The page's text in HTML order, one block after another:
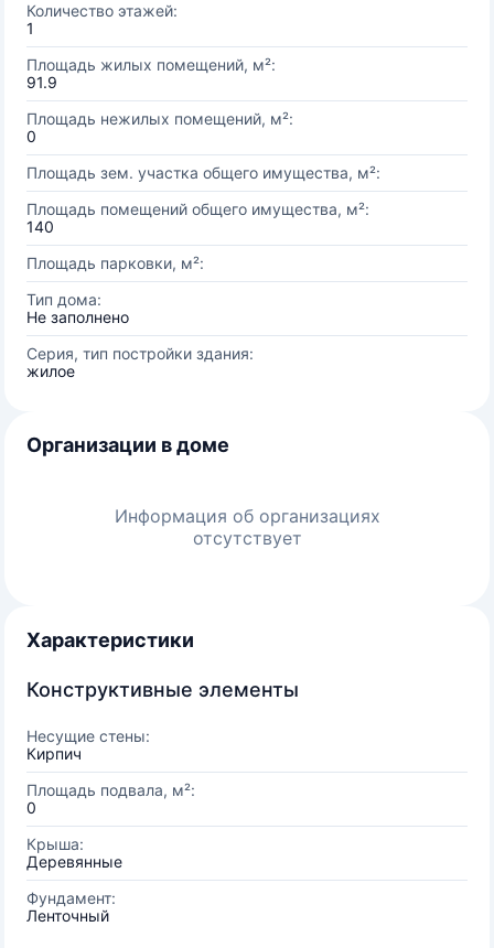
Количество этажей:
1
Площадь жилых помещений, м²:
91.9
Площадь нежилых помещений, м²:
0
Площадь зем. участка общего имущества, м²:
Площадь помещений общего имущества, м²:
140
Площадь парковки, м²:
Тип дома:
Не заполнено
Серия, тип постройки здания:
жилое
Организации в доме
Информация об организациях
отсутствует
Характеристики
Конструктивные элементы
Несущие стены:
Кирпич
Площадь подвала, м²:
0
Крыша:
Деревянные
Фундамент:
Ленточный